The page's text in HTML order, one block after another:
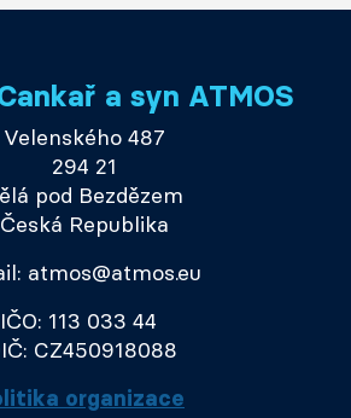
a syn ATMOS
Velenského 487
294 21
pod Bezdězem
Česká Republika
atmos@atmos.eu
IČO: 113 033 44
CZ450918088
organizace